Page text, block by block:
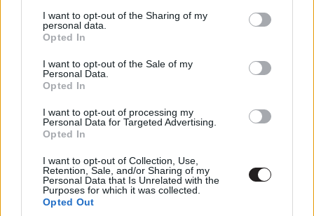
not limited to your visit or usage behaviour. You may click to
grant or deny consent to Google and its third-party tags to
use your data for below specified purposes in below Google
consent section.
I want to opt-out of the Sharing of my
personal data.
Opted In
I want to opt-out of the Sale of my
Personal Data.
Opted In
I want to opt-out of processing my
Personal Data for Targeted Advertising.
Opted In
I want to opt-out of Collection, Use,
Retention, Sale, and/or Sharing of my
Personal Data that Is Unrelated with the
Purposes for which it was collected.
Opted Out
képes a háttérbe szorítani. Pénzhiány miatt vállalja el,
hogy fotókat készít az esküvőről, végül pedig elrabolja a
odaszólásait egészen jól eltalálták, jól időzítették őket.
Először még kicsit soknak és bunkónak tűnik, de utána
ezek lesznek a film legjobb pillanatai. Kivéve (az ezekre a
filmekre szintén jellemző), hirtelen szerelmi vallomása,
ami egy kissé erőltetett vitában történik meg, de ettől
még jó köztük a kémia Lohannel.
Ed Speleers játszotta anno az Eragon című filmben a
címszereplőt, ami egy nem túl jól sikerült adaptáció volt.